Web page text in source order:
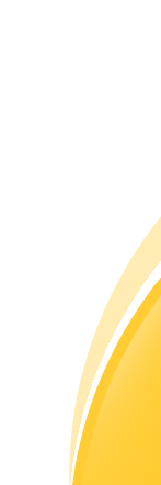
Chiến lược
Học cách duy